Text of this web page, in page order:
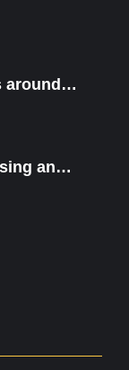
around…
an…